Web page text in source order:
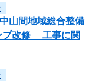
山間地域総合整備
改修 工事に関